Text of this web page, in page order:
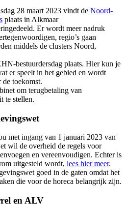
28 maart 2023 vindt de Noord-
plaats in Alkmaar
Er wordt meer nadruk
regio’s gaan
middels de clusters Noord,
bestuurdersdag plaats. Hier kun je
er speelt in het gebied en wordt
de toekomst.
om terugbetaling van
te stellen.
met ingang van 1 januari 2023 van
wil de overheid de regels voor
en vereenvoudigen. Echter is
uitgesteld wordt, lees hier meer.
goed in de gaten omdat het
die voor de horeca belangrijk zijn.
en ALV